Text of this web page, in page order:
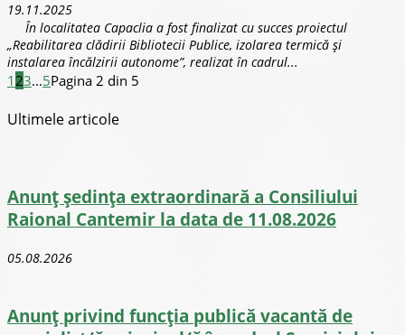
19.11.2025
În localitatea Capaclia a fost finalizat cu succes proiectul
„Reabilitarea clădirii Bibliotecii Publice, izolarea termică și
instalarea încălzirii autonome”, realizat în cadrul...
123...5Pagina 2 din 5
Ultimele articole
Anunț ședința extraordinară a Consiliului
Raional Cantemir la data de 11.08.2026
05.08.2026
Anunț privind funcția publică vacantă de